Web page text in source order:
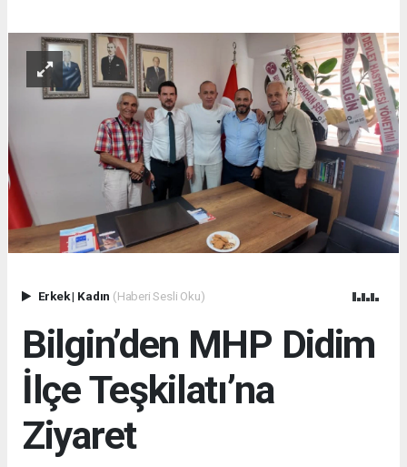
Erkek| Kadın (Haberi Sesli Oku)
Bilgin’den MHP Didim
İlçe Teşkilatı’na
Ziyaret